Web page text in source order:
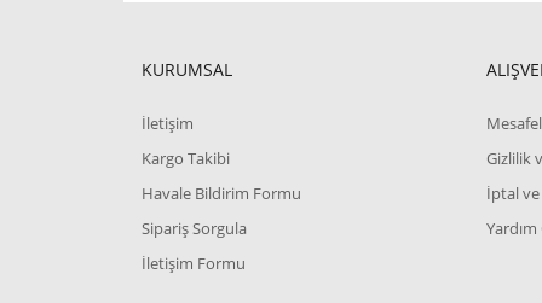
KURUMSAL
İletişim
Kargo Takibi
Havale Bildirim Formu
Sipariş Sorgula
İletişim Formu
Gizlilik
İptal ve